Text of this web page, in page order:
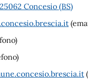
Concesio (BS)